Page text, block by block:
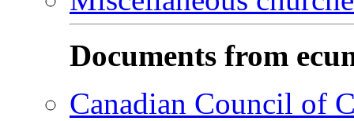
Documents from
Canadian Council of